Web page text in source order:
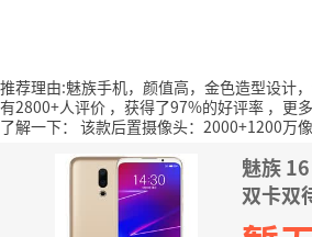
推荐理由:魅族手机，颜值高，金色造型设计
有2800+人评价 ，获得了97%的好评率 ，更
了解一下： 该款后置摄像头：2000+1200万
魅族
双卡双